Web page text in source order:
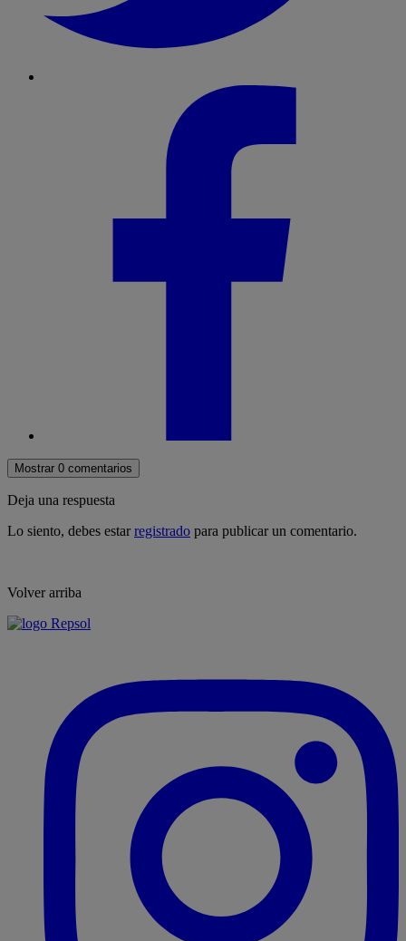
Mostrar 0 comentarios
Deja una respuesta
Lo siento, debes estarregistrado para publicar un comentario.
Volver arriba